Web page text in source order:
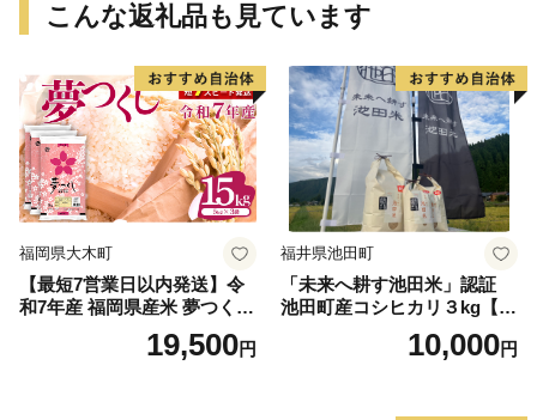
こんな返礼品も見ています
福岡県大木町
【最短7営業日以内発送】令
和7年産 福岡県産米 夢つくし
15kg 精米 ※北海道・沖縄・
19,500円
福井県池田町
「未来へ耕す池田米」認証
池田町産コシヒカリ３kg【お
1人様につき３セットまで】
10,000円